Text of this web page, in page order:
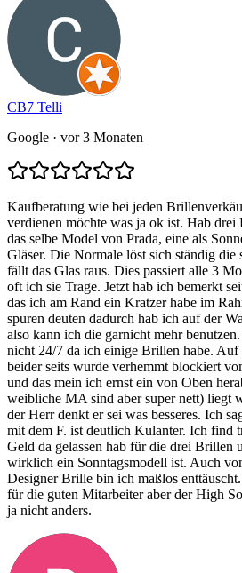
CB7 Telli
Google · vor 3 Monaten
Kaufberatung wie bei jeden
verdienen möchte was ja ok ist. Hab
das selbe Model von Prada, eine als
Gläser. Die Normale löst sich ständig die
fällt das Glas raus. Dies passiert alle 3
oft ich sie Trage. Jetzt hab ich bemerkt
das ich am Rand ein Kratzer habe im
spuren deuten dadurch hab ich auf der
also kann ich die garnicht mehr
nicht 24/7 da ich einige Brillen habe.
beider seits wurde verhemmt blockiert
und das mein ich ernst ein von Oben
weibliche MA sind aber super nett) liegt
der Herr denkt er sei was besseres. Ich
mit dem F. ist deutlich Kulanter. Ich find
Geld da gelassen hab für die drei Brillen
wirklich ein Sonntagsmodell ist. Auch
Designer Brille bin ich maßlos
für die guten Mitarbeiter aber der High
ja nicht anders.